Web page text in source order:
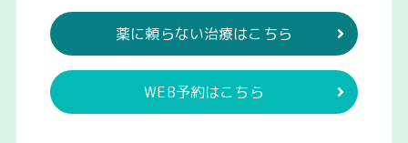
薬に頼らない治療はこちら
WEB予約はこちら